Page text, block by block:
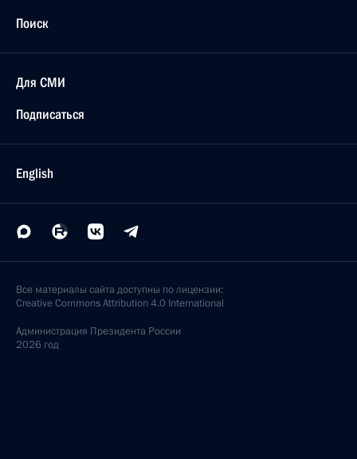
Поиск
Для СМИ
Подписаться
English
Все материалы сайта доступны по лицензии:
Creative Commons Attribution 4.0 International
Администрация Президента России
2026 год